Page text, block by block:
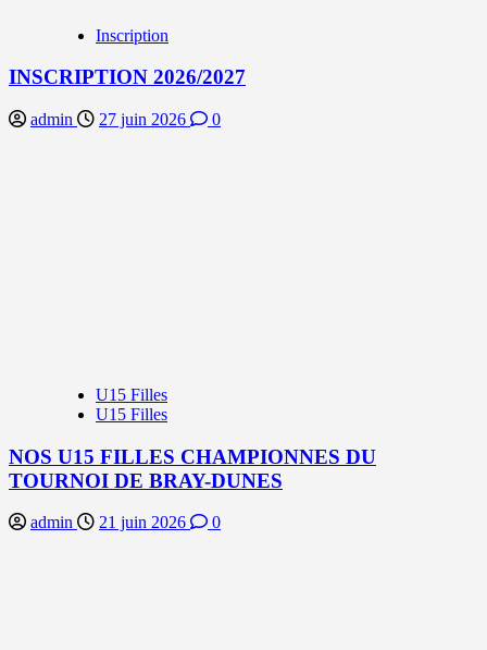
Inscription
INSCRIPTION 2026/2027
admin 27 juin 2026 0
U15 Filles
U15 Filles
NOS U15 FILLES CHAMPIONNES DU
TOURNOI DE BRAY-DUNES
admin 21 juin 2026 0